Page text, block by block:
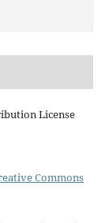
License
Commons